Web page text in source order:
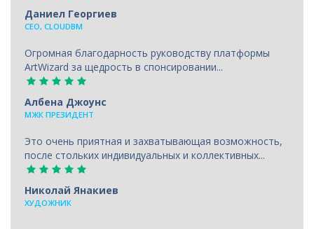
Даниел Георгиев
CEO, CLOUDBM
Огромная благодарность руководству платформы
ArtWizard за щедрость в спонсировании...
Албена Джоунс
МЖК ПРЕЗИДЕНТ
Это очень приятная и захватывающая возможность,
после стольких индивидуальных и коллективных...
Николай Янакиев
ХУДОЖНИК